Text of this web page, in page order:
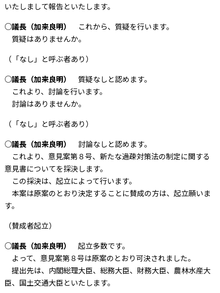
いたしまして報告といたします。
○議長（加来良明）
これから、質疑を行います。
質疑はありませんか。
（「なし」と呼ぶ者あり）
○議長（加来良明）
質疑なしと認めます。
これより、討論を行います。
討論はありませんか。
（「なし」と呼ぶ者あり）
○議長（加来良明）
討論なしと認めます。
これより、意見案第８号、新たな過疎対策法の制定に関する
意見書についてを採決します。
この採決は、起立によって行います。
本案は原案のとおり決定することに賛成の方は、起立願いま
す。
（賛成者起立）
○議長（加来良明）
起立多数です。
よって、意見案第８号は原案のとおり可決されました。
提出先は、内閣総理大臣、総務大臣、財務大臣、農林水産大
臣、国土交通大臣といたします。